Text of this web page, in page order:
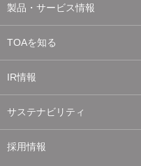
製品・サービス情報
TOAを知る
IR情報
サステナビリティ
採用情報